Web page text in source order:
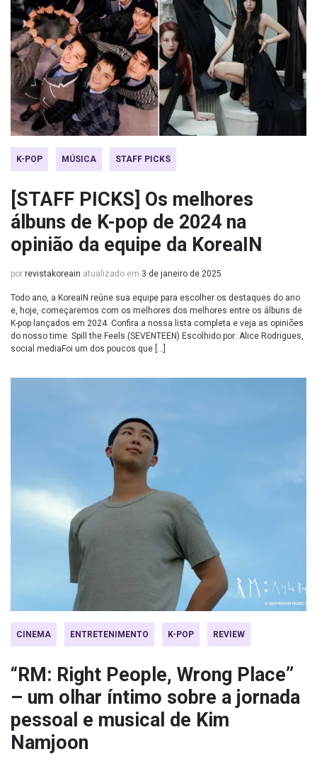
K-POP MÚSICA STAFF PICKS
[STAFF PICKS] Os melhores
álbuns de K-pop de 2024 na
opinião da equipe da KoreaIN
por revistakoreain atualizado em 3 de janeiro de 2025
Todo ano, a KoreaIN reúne sua equipe para escolher os destaques do ano
e, hoje, começaremos com os melhores dos melhores entre os álbuns de
K-pop lançados em 2024. Confira a nossa lista completa e veja as opiniões
do nosso time. Spill the Feels (SEVENTEEN) Escolhido por: Alice Rodrigues,
social mediaFoi um dos poucos que […]
CINEMA ENTRETENIMENTO K-POP REVIEW
“RM: Right People, Wrong Place”
– um olhar íntimo sobre a jornada
pessoal e musical de Kim
Namjoon